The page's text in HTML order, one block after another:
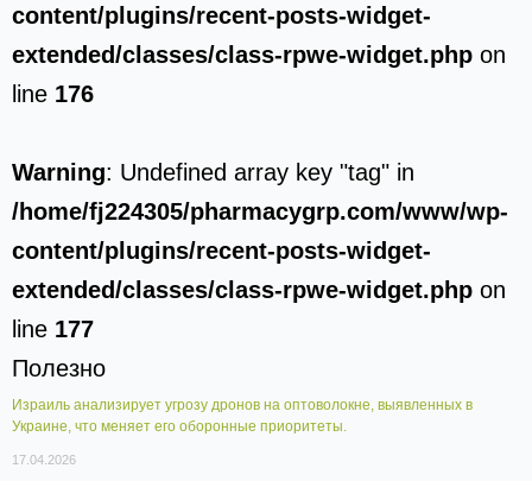
content/plugins/recent-posts-widget-
extended/classes/class-rpwe-widget.php on
line 176
Warning: Undefined array key "tag" in
/home/fj224305/pharmacygrp.com/www/wp-
content/plugins/recent-posts-widget-
extended/classes/class-rpwe-widget.php on
line 177
Полезно
Израиль анализирует угрозу дронов на оптоволокне, выявленных в
Украине, что меняет его оборонные приоритеты.
17.04.2026